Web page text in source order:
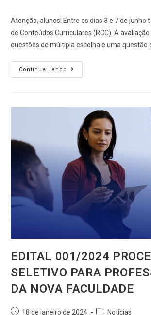
Atenção, alunos! Entre os dias 3 e 7 de junho
de Conteúdos Curriculares (RCC). A
questões de múltipla escolha e uma questão
Continue Lendo
EDITAL 001/2024
SELETIVO PARA
DA NOVA FACULDADE
18 de janeiro de 2024 Notícias